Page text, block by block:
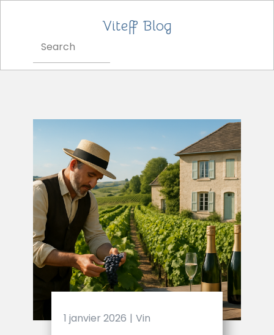
Viteff Blog
1 janvier 2026 Vin